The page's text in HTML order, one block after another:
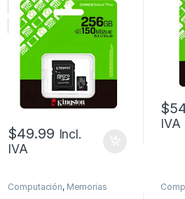
$49.99 Incl.
IVA
$
IVA
Computación, Memorias